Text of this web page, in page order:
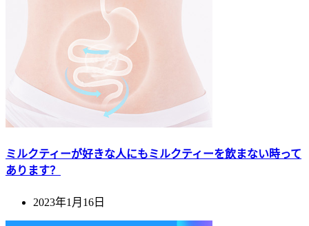
ミルクティーが好きな人にもミルクティーを飲まない時って
あります？
2023年1月16日